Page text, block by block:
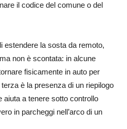
il codice del comune o del
estendere la sosta da remoto,
non è scontata: in alcune
fisicamente in auto per
è la presenza di un riepilogo
aiuta a tenere sotto controllo
in parcheggi nell’arco di un